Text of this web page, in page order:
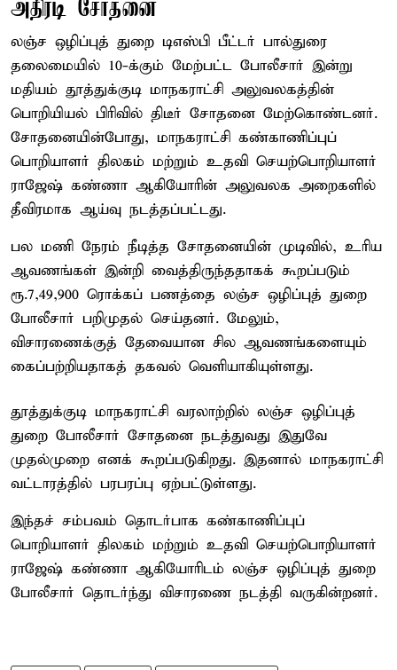
அதிரடி சோதனை
லஞ்ச ஒழிப்புத் துறை டிஎஸ்பி பீட்டர் பால்துரை
தலைமையில் 10-க்கும் மேற்பட்ட போலீசார் இன்று
மதியம் தூத்துக்குடி மாநகராட்சி அலுவலகத்தின்
பொறியியல் பிரிவில் திடீர் சோதனை மேற்கொண்டனர்.
சோதனையின்போது, மாநகராட்சி கண்காணிப்புப்
பொறியாளர் திலகம் மற்றும் உதவி செயற்பொறியாளர்
ராஜேஷ் கண்ணா ஆகியோரின் அலுவலக அறைகளில்
தீவிரமாக ஆய்வு நடத்தப்பட்டது.
பல மணி நேரம் நீடித்த சோதனையின் முடிவில், உரிய
ஆவணங்கள் இன்றி வைத்திருந்ததாகக் கூறப்படும்
ரூ.7,49,900 ரொக்கப் பணத்தை லஞ்ச ஒழிப்புத் துறை
போலீசார் பறிமுதல் செய்தனர். மேலும்,
விசாரணைக்குத் தேவையான சில ஆவணங்களையும்
கைப்பற்றியதாகத் தகவல் வெளியாகியுள்ளது.
தூத்துக்குடி மாநகராட்சி வரலாற்றில் லஞ்ச ஒழிப்புத்
துறை போலீசார் சோதனை நடத்துவது இதுவே
முதல்முறை எனக் கூறப்படுகிறது. இதனால் மாநகராட்சி
வட்டாரத்தில் பரபரப்பு ஏற்பட்டுள்ளது.
இந்தச் சம்பவம் தொடர்பாக கண்காணிப்புப்
பொறியாளர் திலகம் மற்றும் உதவி செயற்பொறியாளர்
ராஜேஷ் கண்ணா ஆகியோரிடம் லஞ்ச ஒழிப்புத் துறை
போலீசார் தொடர்ந்து விசாரணை நடத்தி வருகின்றனர்.